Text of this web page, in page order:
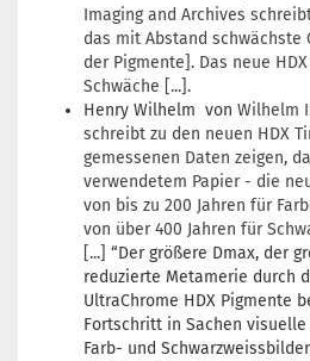
Imaging and Archives
das mit Abstand
der Pigmente]. Das neue
Schwäche [...].
Henry Wilhelm von Wilhelm
schreibt zu den neuen HDX
gemessenen Daten zeigen,
verwendetem Papier - die
von bis zu 200 Jahren für
von über 400 Jahren für
[...] “Der größere Dmax, der
reduzierte Metamerie durch
UltraChrome HDX Pigmente
Fortschritt in Sachen
Farb- und